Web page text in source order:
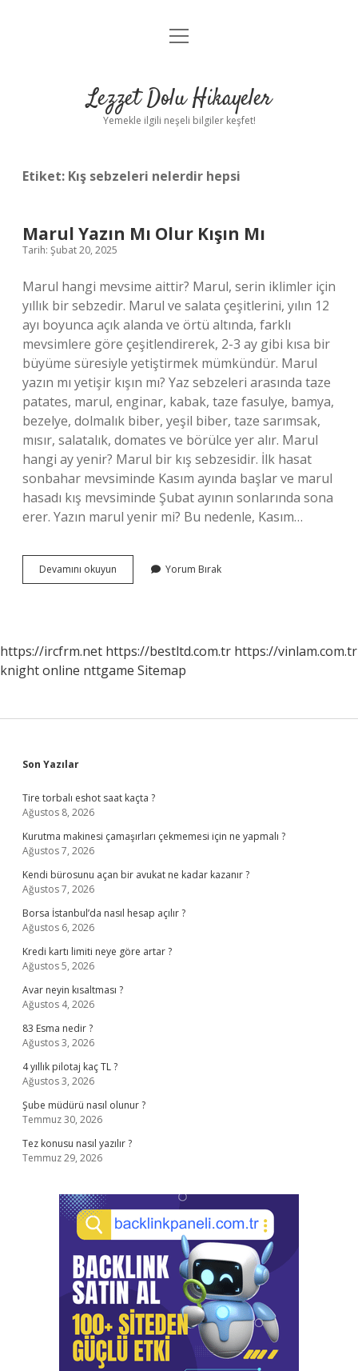
Anasayfa
Yasal Uyarı
menüyü
Lezzet Dolu Hikayeler
Yemekle ilgili neşeli bilgiler keşfet!
Etiket: Kış sebzeleri nelerdir hepsi
Marul Yazın Mı Olur Kışın Mı
Tarih: Şubat 20, 2025
Marul hangi mevsime aittir? Marul, serin iklimler için
yıllık bir sebzedir. Marul ve salata çeşitlerini, yılın 12
ayı boyunca açık alanda ve örtü altında, farklı
mevsimlere göre çeşitlendirerek, 2-3 ay gibi kısa bir
büyüme süresiyle yetiştirmek mümkündür. Marul
yazın mı yetişir kışın mı? Yaz sebzeleri arasında taze
patates, marul, enginar, kabak, taze fasulye, bamya,
bezelye, dolmalık biber, yeşil biber, taze sarımsak,
mısır, salatalık, domates ve börülce yer alır. Marul
hangi ay yenir? Marul bir kış sebzesidir. İlk hasat
sonbahar mevsiminde Kasım ayında başlar ve marul
hasadı kış mevsiminde Şubat ayının sonlarında sona
erer. Yazın marul yenir mi? Bu nedenle, Kasım…
Devamını okuyun
Yazın
Yorum Bırak
https://ircfrm.net https://bestltd.com.tr https://vinlam.com.tr
knight online nttgame Sitemap
Sidebar
Son Yazılar
Tire torbalı eshot saat kaçta ?
Ağustos 8, 2026
Kurutma makinesi çamaşırları çekmemesi için ne yapmalı ?
Ağustos 7, 2026
Kendi bürosunu açan bir avukat ne kadar kazanır ?
Ağustos 7, 2026
Borsa İstanbul’da nasıl hesap açılır ?
Ağustos 6, 2026
Kredi kartı limiti neye göre artar ?
Ağustos 5, 2026
Avar neyin kısaltması ?
Ağustos 4, 2026
83 Esma nedir ?
Ağustos 3, 2026
4 yıllık pilotaj kaç TL ?
Ağustos 3, 2026
Şube müdürü nasıl olunur ?
Temmuz 30, 2026
Tez konusu nasıl yazılır ?
Temmuz 29, 2026